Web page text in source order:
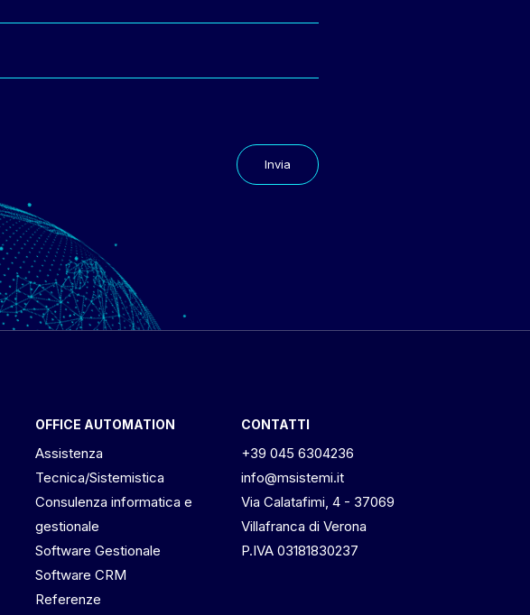
OFFICE AUTOMATION
Assistenza
Tecnica/Sistemistica
Consulenza informatica e
gestionale
Software Gestionale
Software CRM
Referenze
CONTATTI
+39 045 6304236
info@msistemi.it
Via Calatafimi, 4 - 37069
Villafranca di Verona
P.IVA 03181830237